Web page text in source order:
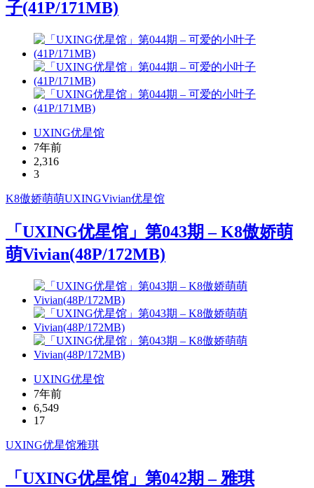
子(41P/171MB)
UXING优星馆
7年前
2,316
3
K8傲娇萌萌UXINGVivian优星馆
「UXING优星馆」第043期 – K8傲娇萌
萌Vivian(48P/172MB)
UXING优星馆
7年前
6,549
17
UXING优星馆雅琪
「UXING优星馆」第042期 – 雅琪